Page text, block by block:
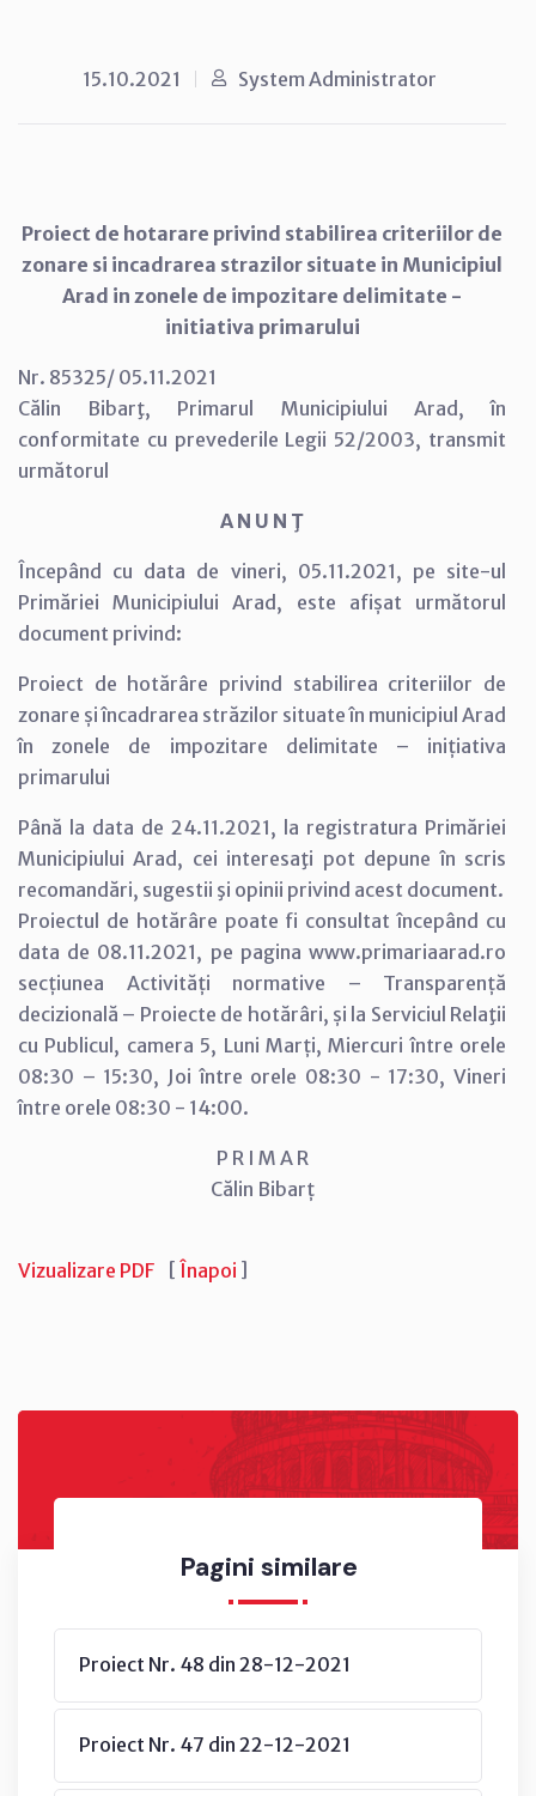
Pagini similare
Proiect Nr. 48 din 28-12-2021
Proiect Nr. 47 din 22-12-2021
15.10.2021 System Administrator
Proiect de hotarare privind stabilirea criteriilor de
zonare si incadrarea strazilor situate in Municipiul
Arad in zonele de impozitare delimitate -
initiativa primarului
Nr. 85325/ 05.11.2021
Călin Bibarţ, Primarul Municipiului Arad, în
conformitate cu prevederile Legii 52/2003, transmit
următorul
A N U N Ţ
Începând cu data de vineri, 05.11.2021, pe site-ul
Primăriei Municipiului Arad, este afișat următorul
document privind:
Proiect de hotărâre privind stabilirea criteriilor de
zonare și încadrarea străzilor situate în municipiul Arad
în zonele de impozitare delimitate – inițiativa
primarului
Până la data de 24.11.2021, la registratura Primăriei
Municipiului Arad, cei interesaţi pot depune în scris
recomandări, sugestii şi opinii privind acest document.
Proiectul de hotărâre poate fi consultat începând cu
data de 08.11.2021, pe pagina www.primariaarad.ro
secțiunea Activități normative – Transparență
decizională – Proiecte de hotărâri, și la Serviciul Relaţii
cu Publicul, camera 5, Luni Marți, Miercuri între orele
08:30 – 15:30, Joi între orele 08:30 - 17:30, Vineri
între orele 08:30 - 14:00.
P R I M A R
Călin Bibarț
Vizualizare PDF [ Înapoi ]